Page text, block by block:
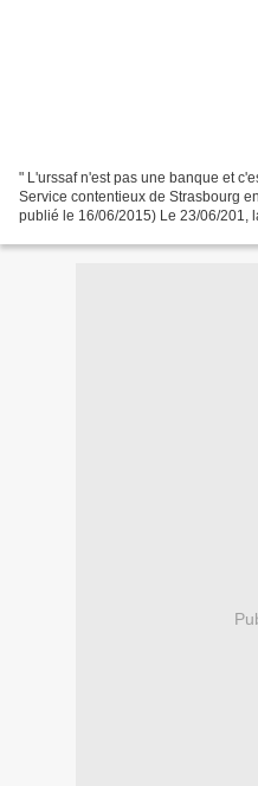
" L'urssaf n'est pas une banque et
Service contentieux de Strasbourg
publié le 16/06/2015) Le 23/06/201,